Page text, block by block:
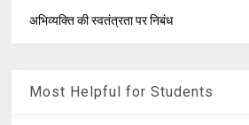
अभिव्यक्ति की स्वतंत्रता पर निबंध
Most Helpful for Students